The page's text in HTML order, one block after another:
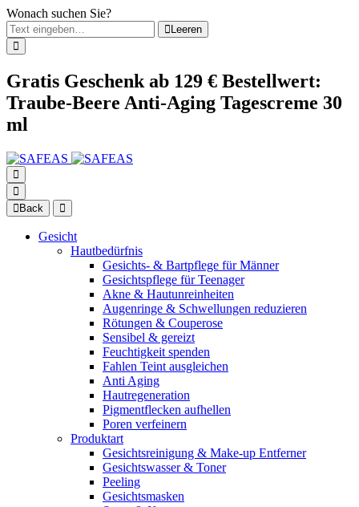
Wonach suchen Sie?
Leeren
Gratis Geschenk ab 129 € Bestellwert:
Traube-Beere Anti-Aging Tagescreme 30
ml
Back
Gesicht
Hautbedürfnis
Gesichts- & Bartpflege für Männer
Gesichtspflege für Teenager
Akne & Hautunreinheiten
Augenringe & Schwellungen reduzieren
Rötungen & Couperose
Sensibel & gereizt
Feuchtigkeit spenden
Fahlen Teint ausgleichen
Anti Aging
Hautregeneration
Pigmentflecken aufhellen
Poren verfeinern
Produktart
Gesichtsreinigung & Make-up Entferner
Gesichtswasser & Toner
Peeling
Gesichtsmasken